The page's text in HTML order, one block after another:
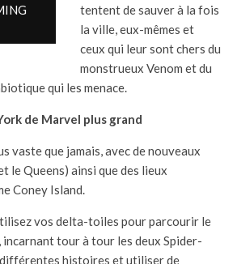
tentent de sauver à la fois
la ville, eux-mêmes et
ceux qui leur sont chers du
monstrueux Venom et du
qui les menace.
de Marvel plus grand
vaste que jamais, avec de nouveaux
le Queens) ainsi que des lieux
Coney Island.
vos delta-toiles pour parcourir le
incarnant tour à tour les deux Spider-
histoires et utiliser de